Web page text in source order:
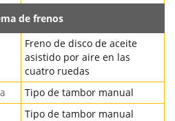
de frenos
Freno de disco de aceite
asistido por aire en las
cuatro ruedas
Tipo de tambor manual
Tipo de tambor manual